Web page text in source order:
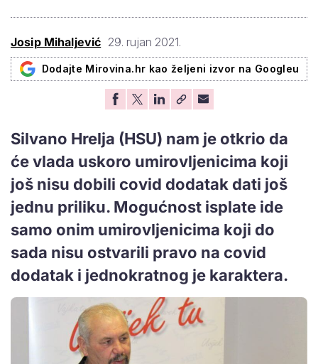
Josip Mihaljević 29. rujan 2021.
Dodajte Mirovina.hr kao željeni izvor na Googleu
Silvano Hrelja (HSU) nam je otkrio da
će vlada uskoro umirovljenicima koji
još nisu dobili covid dodatak dati još
jednu priliku. Mogućnost isplate ide
samo onim umirovljenicima koji do
sada nisu ostvarili pravo na covid
dodatak i jednokratnog je karaktera.